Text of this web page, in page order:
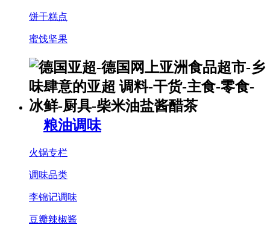
饼干糕点
蜜饯坚果
粮油调味
火锅专栏
调味品类
李锦记调味
豆瓣辣椒酱